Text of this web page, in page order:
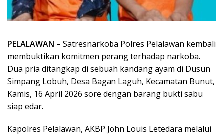
PELALAWAN – Satresnarkoba Polres Pelalawan kembali
membuktikan komitmen perang terhadap narkoba.
Dua pria ditangkap di sebuah kandang ayam di Dusun
Simpang Lobuh, Desa Bagan Laguh, Kecamatan Bunut,
Kamis, 16 April 2026 sore dengan barang bukti sabu
siap edar.
Kapolres Pelalawan, AKBP John Louis Letedara melalui